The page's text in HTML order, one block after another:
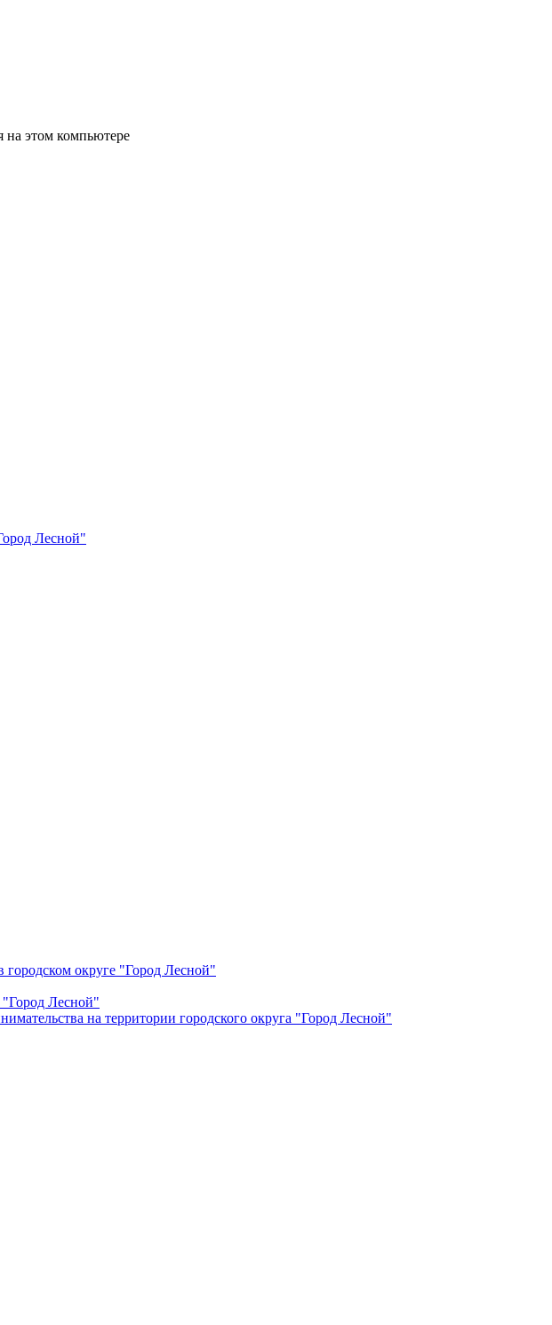
на этом компьютере
Лесной"
городском округе "Город Лесной"
"Город Лесной"
на территории городского округа "Город Лесной"